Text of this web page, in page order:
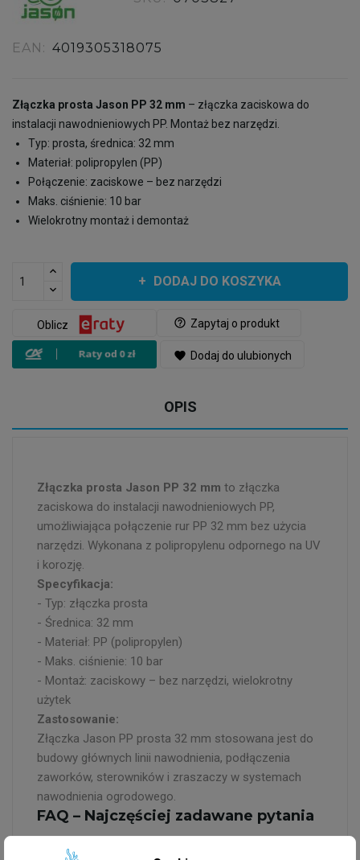
EAN: 4019305318075
Złączka prosta Jason PP 32 mm – złączka zaciskowa do
instalacji nawodnieniowych PP. Montaż bez narzędzi.
Typ: prosta, średnica: 32 mm
Materiał: polipropylen (PP)
Połączenie: zaciskowe – bez narzędzi
Maks. ciśnienie: 10 bar
Wielokrotny montaż i demontaż
DODAJ DO KOSZYKA
help_outline Zapytaj o produkt
Oblicz
favorite Dodaj do ulubionych
OPIS
Złączka prosta Jason PP 32 mm to złączka
zaciskowa do instalacji nawodnieniowych PP,
umożliwiająca połączenie rur PP 32 mm bez użycia
narzędzi. Wykonana z polipropylenu odpornego na UV
i korozję.
Specyfikacja:
- Typ: złączka prosta
- Średnica: 32 mm
- Materiał: PP (polipropylen)
- Maks. ciśnienie: 10 bar
- Montaż: zaciskowy – bez narzędzi, wielokrotny
użytek
Zastosowanie:
Złączka Jason PP prosta 32 mm stosowana jest do
budowy głównych linii nawodnienia, podłączenia
zaworków, sterowników i zraszaczy w systemach
nawodnienia ogrodowego.
FAQ – Najczęściej zadawane pytania